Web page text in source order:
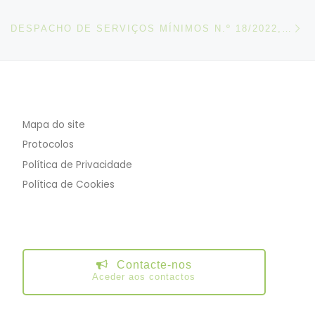
Mapa do site
Protocolos
Política de Privacidade
Política de Cookies
Contacte-nos
Aceder aos contactos